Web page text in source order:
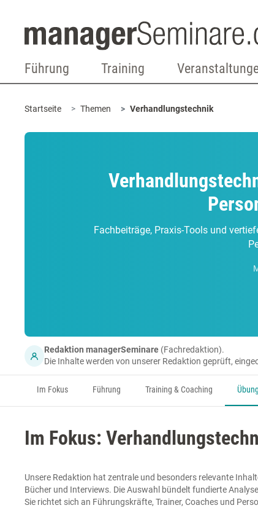
Führung Training
Startseite Themen Verhandlungstechnik
Fachbeiträge, Praxis-Tools und
Redaktion managerSeminare (Fachredaktion).
Die Inhalte werden von unserer Redaktion geprüft,
Im Fokus Führung Training & Coaching
Im Fokus:
Unsere Redaktion hat zentrale und besonders relevante
Bücher und Interviews. Die Auswahl bündelt fundierte
Sie richtet sich an Führungskräfte, Trainer, Coaches und